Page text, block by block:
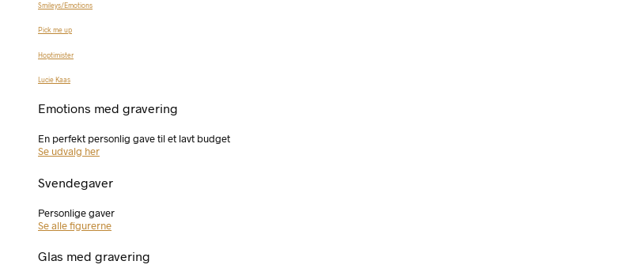
Smileys/Emotions
Pick me up
Hoptimister
Lucie Kaas
Emotions med gravering
En perfekt personlig gave til et lavt budget
Se udvalg her
Svendegaver
Personlige gaver
Se alle figurerne
Glas med gravering